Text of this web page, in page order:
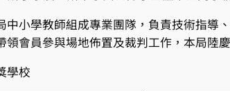
中小學教師組成專業團隊，負責技術指導
領會員參與場地佈置及裁判工作，本局陸
學校